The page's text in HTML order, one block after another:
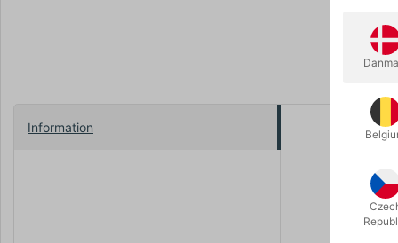
Information
Classic
Længde:
Farver: